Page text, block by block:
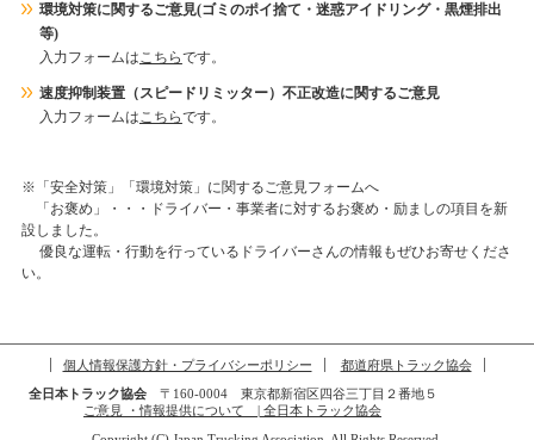
環境対策に関するご意見(ゴミのポイ捨て・迷惑アイドリング・黒煙排出
等)
入力フォームはこちらです。
速度抑制装置（スピードリミッター）不正改造に関するご意見
入力フォームはこちらです。
※「安全対策」「環境対策」に関するご意見フォームへ
「お褒め」・・・ドライバー・事業者に対するお褒め・励ましの項目を新
設しました。
優良な運転・行動を行っているドライバーさんの情報もぜひお寄せくださ
い。
個人情報保護方針・プライバシーポリシー
都道府県トラック協会
全日本トラック協会〒160-0004 東京都新宿区四谷三丁目２番地５
ご意見 ・情報提供について | 全日本トラック協会